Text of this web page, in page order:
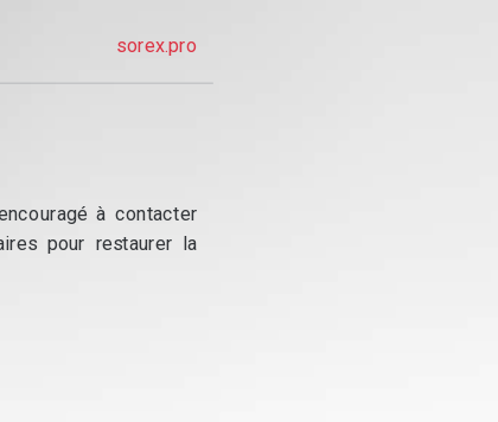
sorex.pro
à contacter
pour restaurer la